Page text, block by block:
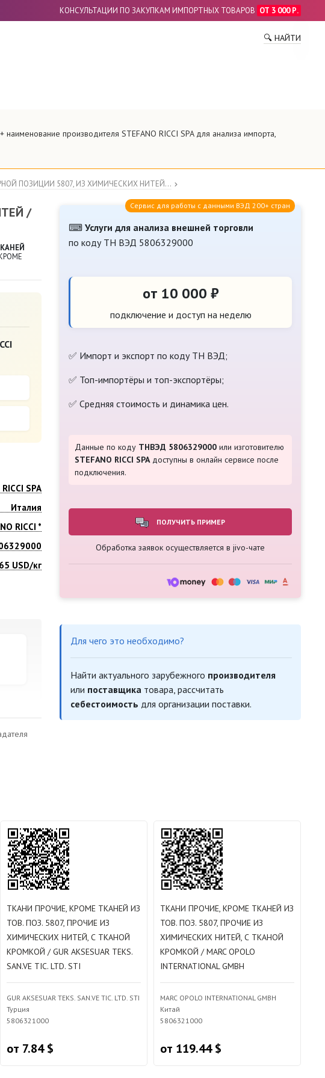
КОНСУЛЬТАЦИИ ПО ЗАКУПКАМ ИМПОРТНЫХ ТОВАРОВ ОТ 3 000 Р.
🔍 НАЙТИ
производителя STEFANO RICCI SPA для анализа импорта,
ПОЗИЦИИ 5807, ИЗ ХИМИЧЕСКИХ НИТЕЙ...
/
SPA
Италия
RICCI *
USD/кг
⌨ Услуги для анализа внешней торговли
по коду ТН ВЭД 5806329000
Сервис для работы с данными ВЭД 200+ стран
от 10 000 ₽
подключение и доступ на неделю
✅ Импорт и экспорт по коду ТН ВЭД;
✅ Топ-импортёры и топ-экспортёры;
✅ Средняя стоимость и динамика цен.
Данные по коду ТНВЭД 5806329000или изготовителю
STEFANO RICCI SPAдоступны в онлайн сервисе после
подключения.
ПОЛУЧИТЬ ПРИМЕР
Обработка заявок осуществляется в jivo-чате
Для чего это необходимо?
Найти актуального зарубежного производителя
или поставщикатовара, рассчитать
себестоимость для организации поставки.
ТКАНИ ПРОЧИЕ, КРОМЕ ТКАНЕЙ ИЗ
ТОВ. ПОЗ. 5807, ПРОЧИЕ ИЗ
ХИМИЧЕСКИХ НИТЕЙ, С ТКАНОЙ
КРОМКОЙ / GUR AKSESUAR TEKS.
SAN.VE TIC. LTD. STI
GUR AKSESUAR TEKS. SAN.VE TIC. LTD. STI
Турция
5806321000
от 7.84 $
ТКАНИ ПРОЧИЕ, КРОМЕ ТКАНЕЙ ИЗ
ТОВ. ПОЗ. 5807, ПРОЧИЕ ИЗ
ХИМИЧЕСКИХ НИТЕЙ, С ТКАНОЙ
КРОМКОЙ / MARC OPOLO
INTERNATIONAL GMBH
MARC OPOLO INTERNATIONAL GMBH
Китай
5806321000
от 119.44 $